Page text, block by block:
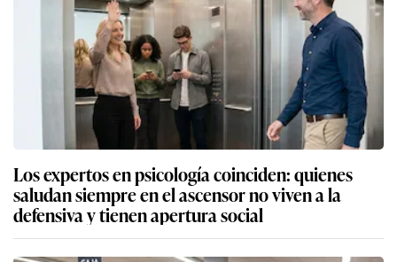
Los expertos en psicología coinciden: quienes
saludan siempre en el ascensor no viven a la
defensiva y tienen apertura social